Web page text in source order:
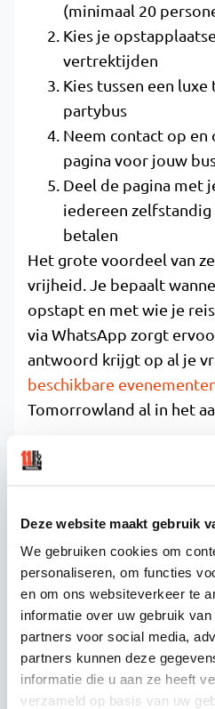
Deze website maakt gebruik
We gebruiken cookies om
personaliseren, om functies
en om ons websiteverkeer te
informatie over uw gebruik
partners voor social media,
partners kunnen deze
informatie die u aan ze heeft
verzameld op basis van uw
(minimaal 20
Kies je
vertrektijden
Kies tussen een
partybus
Neem contact op en
pagina voor jouw
Deel de pagina met
iedereen zelfstandig
betalen
Het grote voordeel van
vrijheid. Je bepaalt
opstapt en met wie je
via WhatsApp zorgt
antwoord krijgt op al je
beschikbare
Tomorrowland al in het
WANNEER MOET
BOEKEN?
Vervoer naar
zo vroeg mogelijk, bij
festivaltickets hebt.
de populairste festivals
busreizen vanuit
te lang wacht, riskeert